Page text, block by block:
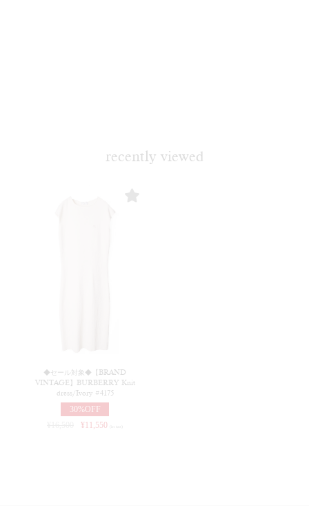
recently viewed
◆セール対象◆【BRAND
VINTAGE】BURBERRY Knit
dress/Ivory #4175
30%OFF
¥11,550 (in tax)